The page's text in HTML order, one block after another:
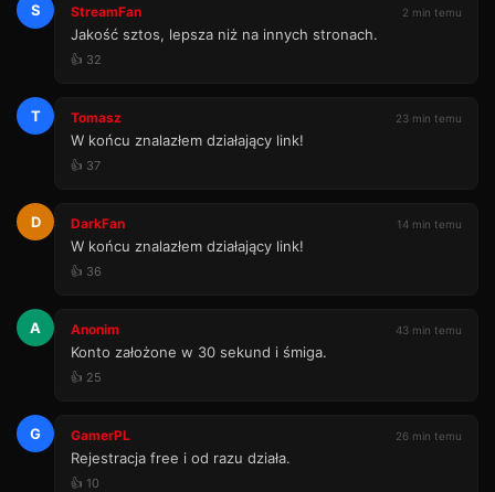
S StreamFan 2 min temu
Jakość sztos, lepsza niż na innych stronach.
👍 32
T Tomasz 23 min temu
W końcu znalazłem działający link!
👍 37
D DarkFan 14 min temu
W końcu znalazłem działający link!
👍 36
A Anonim 43 min temu
Konto założone w 30 sekund i śmiga.
👍 25
G GamerPL 26 min temu
Rejestracja free i od razu działa.
👍 10